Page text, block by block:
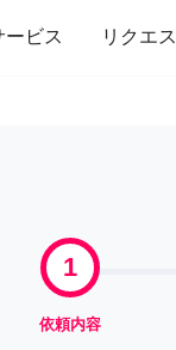
ービス リクエ
事 引っ越し
1
依頼内容